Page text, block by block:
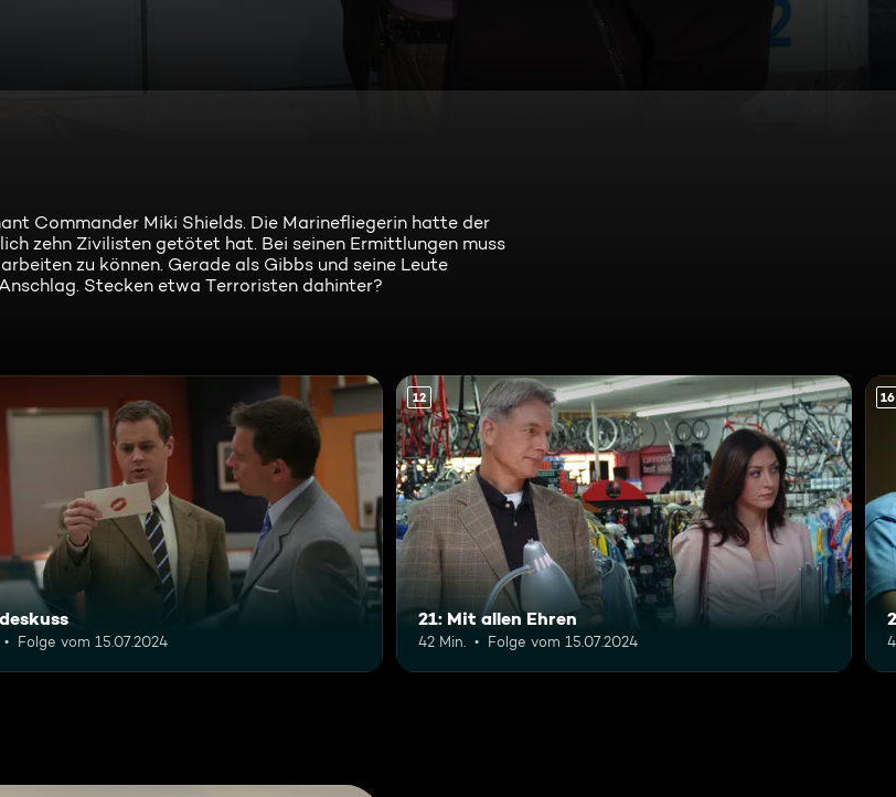
Commander Miki Shields. Die Marinefliegerin hatte der
zehn Zivilisten getötet hat. Bei seinen Ermittlungen muss
zu können. Gerade als Gibbs und seine Leute
Stecken etwa Terroristen dahinter?
Folge vom 15.07.2024
12
21: Mit allen Ehren
42 Min. Folge vom 15.07.2024
16